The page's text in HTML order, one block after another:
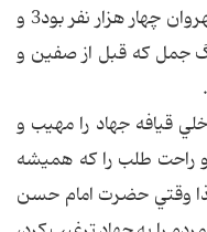
صدوده هزار و شماره كشتگان جنگ نهروان چهار هزار نفر بود3 و
جنگ جمل كه قبل از صفين و
قيافه جهاد را مهيب و
راحت طلب را كه هميشه
لذا وقتي حضرت امام حسن